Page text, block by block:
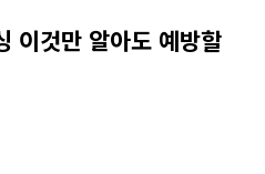
이것만 알아도 예방할